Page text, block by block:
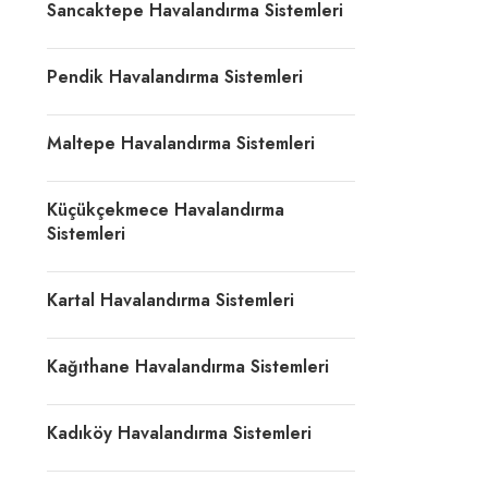
Sancaktepe Havalandırma Sistemleri
Pendik Havalandırma Sistemleri
Maltepe Havalandırma Sistemleri
Küçükçekmece Havalandırma
Sistemleri
Kartal Havalandırma Sistemleri
Kağıthane Havalandırma Sistemleri
Kadıköy Havalandırma Sistemleri